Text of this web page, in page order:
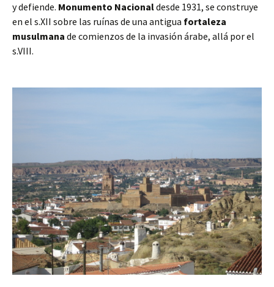
y defiende. Monumento Nacionaldesde 1931, se construye
en el s.XII sobre las ruínas de una antigua fortaleza
musulmana de comienzos de la invasión árabe, allá por el
s.VIII.